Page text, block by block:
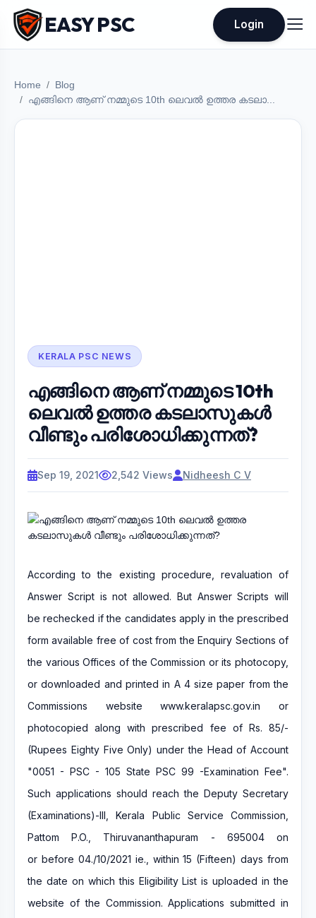
EASY PSC Login
Home
Blog
എങ്ങിനെ ആണ് നമ്മുടെ 10th ലെവൽ ഉത്തര കടലാ...
KERALA PSC NEWS
എങ്ങിനെ ആണ് നമ്മുടെ 10th
ലെവൽ ഉത്തര കടലാസുകൾ
വീണ്ടും പരിശോധിക്കുന്നത്?
Sep 19, 2021 2,542 Views Nidheesh C V
According to the existing procedure, revaluation of
Answer Script is not allowed. But Answer Scripts will
be rechecked if the candidates apply in the prescribed
form available free of cost from the Enquiry Sections of
the various Offices of the Commission or its photocopy,
or downloaded and printed in A 4 size paper from the
Commissions website www.keralapsc.gov.in or
photocopied along with prescribed fee of Rs. 85/-
(Rupees Eighty Five Only) under the Head of Account
"0051 - PSC - 105 State PSC 99 -Examination Fee".
Such applications should reach the Deputy Secretary
(Examinations)-III, Kerala Public Service Commission,
Pattom P.O., Thiruvananthapuram - 695004 on
or before 04./10/2021 ie., within 15 (Fifteen) days from
the date on which this Eligibility List is uploaded in the
website of the Commission. Applications submitted in